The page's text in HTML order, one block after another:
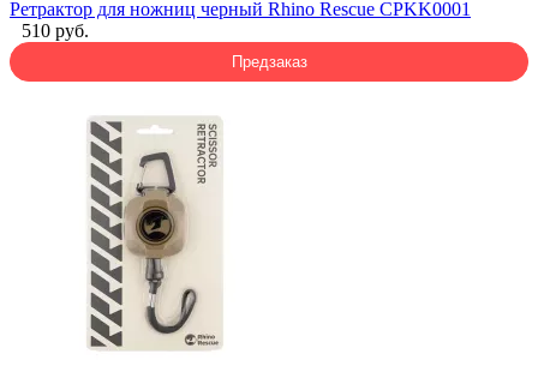
Ретрактор для ножниц черный Rhino Rescue CPKK0001
510 руб.
Предзаказ